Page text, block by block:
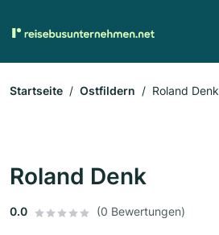
Startseite Ostfildern Roland Denk
Roland Denk
0.0 (0 Bewertungen)